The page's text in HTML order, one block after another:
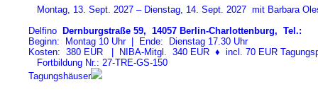
Montag, 13. Sept. 2027 – Dienstag, 14. Sept. 2027 mit Barbara
Delfino Dernburgstraße 59, 14057 Berlin-Charlottenburg, Tel.:
Beginn: Montag 10 Uhr | Ende: Dienstag 17.30 Uhr
Kosten: 380 EUR | NIBA-Mitgl. 340 EUR ♦ incl. 70 EUR
Fortbildung Nr.: 27-TRE-GS-150
Tagungshäuser